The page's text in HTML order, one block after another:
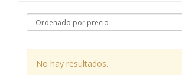
No hay resultados.